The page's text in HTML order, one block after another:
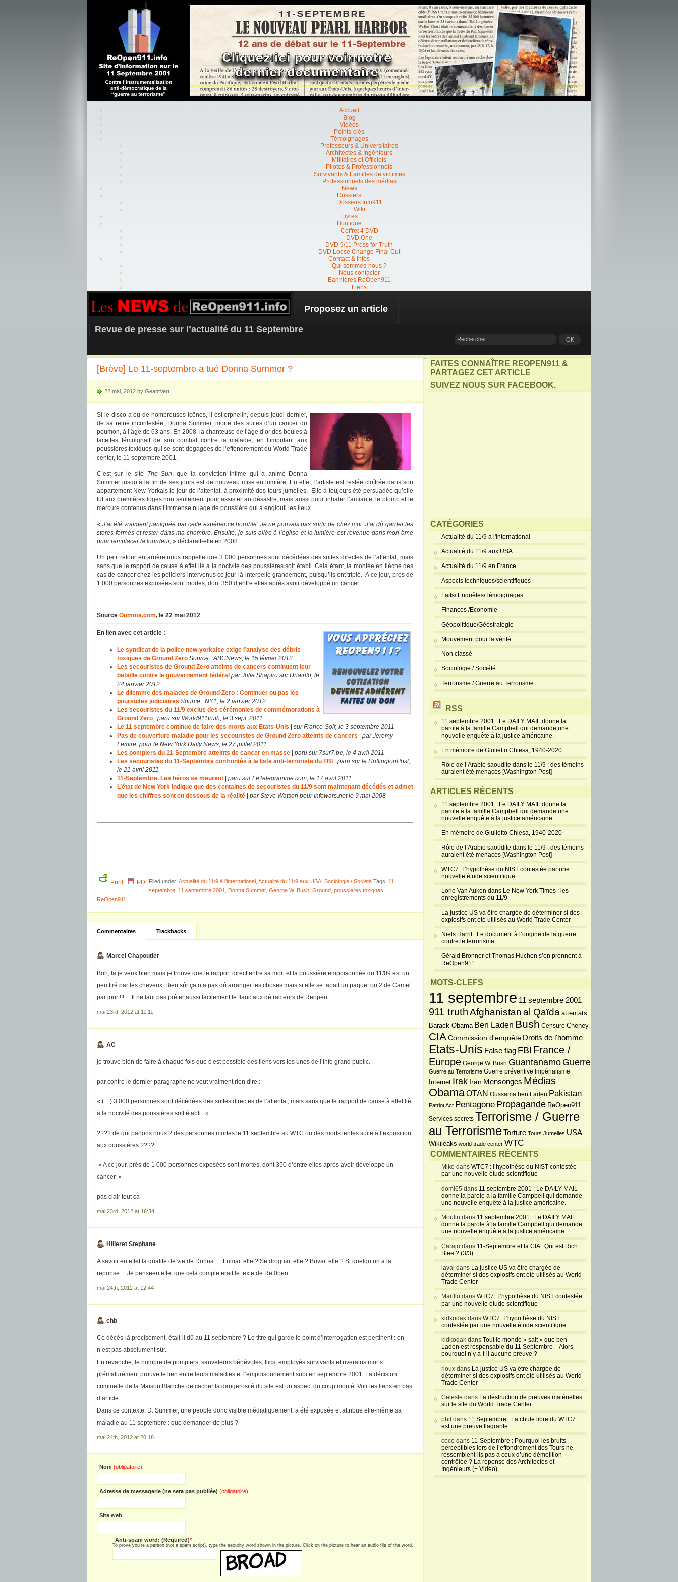
Accueil
Blog
Vidéos
Points-clés
Témoignages
Professeurs & Universitaires
Architectes & Ingénieurs
Militaires et Officiels
Pilotes & Professionnels
Survivants & Familles de victimes
Professionnels des médias
News
Dossiers
Dossiers Info911
Wiki
Livres
Boutique
Coffret 4 DVD
DVD One
DVD 9/11 Press for Truth
DVD Loose Change Final Cut
Contact & Infos
Qui sommes-nous ?
Nous contacter
Bannières ReOpen911
Liens
REOPEN911 – NEWS
Proposez un article
Revue de presse sur l’actualité du 11 Septembre
[Brève] Le 11-septembre a tué Donna Summer ?
22 mai, 2012 by GeantVert
Si le disco a eu de nombreuses icônes, il est orphelin, depuis jeudi dernier,
de sa reine incontestée, Donna Summer, morte des suites d’un cancer du
poumon, à l’âge de 63 ans. En 2008, la chanteuse de l’âge d’or des boules à
facettes témoignait de son combat contre la maladie, en l’imputant aux
poussières toxiques qui se sont dégagées de l’effondrement du World Trade
center, le 11 septembre 2001.
C’est sur le site The Sun, que la conviction intime qui a animé Donna
Summer jusqu’à la fin de ses jours est de nouveau mise en lumière. En effet, l’artiste est restée cloîtrée dans son
appartement New Yorkais le jour de l’attentat, à proximité des tours jumelles. Elle a toujours été persuadée qu’elle
fut aux premières loges non seulement pour assister au désastre, mais aussi pour inhaler l’amiante, le plomb et le
mercure contenus dans l’immense nuage de poussière qui a englouti les lieux .
« J’ai été vraiment paniquée par cette expérience horrible. Je ne pouvais pas sortir de chez moi. J’ai dû garder les
stores fermés et rester dans ma chambre. Ensuite, je suis allée à l’église et la lumière est revenue dans mon âme
pour remplacer la lourdeur, » déclarait-elle en 2008.
Un petit retour en arrière nous rappelle que 3 000 personnes sont décédées des suites directes de l’attentat, mais
sans que le rapport de cause à effet lié à la nocivité des poussières soit établi. Cela étant, la montée en flèche des
cas de cancer chez les policiers intervenus ce jour-là interpelle grandement, puisqu’ils ont triplé. A ce jour, près de
1 000 personnes exposées sont mortes, dont 350 d’entre elles après avoir développé un cancer.
Source Oumma.com, le 22 mai 2012
En lien avec cet article :
Le syndicat de la police new-yorkaise exige l’analyse des débris
toxiques de Ground Zero Source : ABCNews, le 15 février 2012
Les secouristes de Ground Zero atteints de cancers continuent leur
bataille contre le gouvernement fédéral par Julie Shapiro sur Dnainfo, le
24 janvier 2012
Le dilemme des malades de Ground Zero : Continuer ou pas les
poursuites judiciaires Source : NY1, le 2 janvier 2012
Les secouristes du 11/9 exclus des cérémonies de commémorations à
Ground Zero
paru sur World911truth, le 3 sept. 2011
Le 11 septembre continue de faire des morts aux Etats-Unis
sur France-Soir, le 3 septembre 2011
Pas de couverture maladie pour les secouristes de Ground Zero atteints de cancers
par Jeremy
Lemire, pour le New York Daily News, le 27 juillet 2011
Les pompiers du 11-Septembre atteints de cancer en masse
paru sur 7sur7.be, le 4 avril 2011
Les secouristes du 11-Septembre confrontés à la liste anti-terroriste du FBI
paru sur le HuffingtonPost,
le 21 avril 2011
11-Septembre. Les héros se meurent
paru sur LeTelegramme.com, le 17 avril 2011
L’état de New York indique que des centaines de secouristes du 11/9 sont maintenant décédés et admet
que les chiffres sont en dessous de la réalité
par Steve Watson pour Infowars.net le 9 mai 2008
Print PDFFiled under: Actualité du 11/9 à l'international Actualité du 11/9 aux USA Sociologie / Société Tags: 11
septembre 11 septembre 2001 Donna Summer, George W. Bush Ground poussières toxiques
ReOpen911
Commentaires Trackbacks
Marcel Chapoutier
Bon, la je veux bien mais je trouve que le rapport direct entre sa mort et la poussière empoisonnée du 11/09 est un
peu tiré par les cheveux. Bien sûr ça n’a pas dû arranger les choses mais si elle se tapait un paquet ou 2 de Camel
par jour !!! …Il ne faut pas prêter aussi facilement le flanc aux détracteurs de Reopen…
mai 23rd, 2012 at 11:11
AC
je trouve bien de faire à chaque fois que c est possible des liens vers les unes de l’info grand public.
par contre le dernier paragraphe ne veut vraiment rien dire :
« (…) 3 000 personnes sont décédées des suites directes de l’attentat, mais sans que le rapport de cause à effet lié
à la nocivité des poussières soit établi. »
???? de qui parlons nous ? des personnes mortes le 11 septembre au WTC ou des morts lentes suite à l’exposition
aux poussières ????
» A ce jour, près de 1 000 personnes exposées sont mortes, dont 350 d’entre elles après avoir développé un
cancer. »
pas clair tout ca
mai 23rd, 2012 at 16:34
Hilleret Stephane
A savoir en effet la qualite de vie de Donna … Fumait elle ? Se droguait elle ? Buvait elle ? Si quelqu un a la
reponse… Je penseen effet que cela completerait le texte de Re 0pen
mai 24th, 2012 at 12:44
chb
Ce décès-là précisément, était-il dû au 11 septembre ? Le titre qui garde le point d’interrogation est pertinent : on
n’est pas absolument sûr.
En revanche, le nombre de pompiers, sauveteurs bénévoles, flics, employés survivants et riverains morts
prématurément prouve le lien entre leurs maladies et l’empoisonnement subi en septembre 2001. La décision
criminelle de la Maison Blanche de cacher la dangerosité du site est un aspect du coup monté. Voir les liens en bas
d’article.
Dans ce contexte, D. Summer, une people donc visible médiatiquement, a été exposée et attribue elle-même sa
maladie au 11 septembre : que demander de plus ?
mai 24th, 2012 at 20:18
Nom (obligatoire)
Adresse de messagerie (ne sera pas publiée) (obligatoire)
Site web
Anti-spam word: (Required)*
To prove you're a person (not a spam script), type the security word shown in the picture. Click on the picture to hear an audio file of the word.
``
FAITES CONNAÎTRE REOPEN911 &
PARTAGEZ CET ARTICLE
SUIVEZ NOUS SUR FACEBOOK.
CATÉGORIES
Actualité du 11/9 à l'international
Actualité du 11/9 aux USA
Actualité du 11/9 en France
Aspects techniques/scientifiques
Faits/ Enquêtes/Témoignages
Finances /Economie
Géopolitique/Géostratégie
Mouvement pour la vérité
Non classé
Sociologie / Société
Terrorisme / Guerre au Terrorisme
RSS
11 septembre 2001 : Le DAILY MAIL donne la
parole à la famille Campbell qui demande une
nouvelle enquête à la justice américaine.
En mémoire de Giulietto Chiesa, 1940-2020
Rôle de l’Arabie saoudite dans le 11/9 : des témoins
auraient été menacés [Washington Post]
ARTICLES RÉCENTS
11 septembre 2001 : Le DAILY MAIL donne la
parole à la famille Campbell qui demande une
nouvelle enquête à la justice américaine.
En mémoire de Giulietto Chiesa, 1940-2020
Rôle de l’Arabie saoudite dans le 11/9 : des témoins
auraient été menacés [Washington Post]
WTC7 : l’hypothèse du NIST contestée par une
nouvelle étude scientifique
Lorie Van Auken dans Le New York Times : les
enregistrements du 11/9
La justice US va être chargée de déterminer si des
explosifs ont été utilisés au World Trade Center
Niels Harrit : Le document à l’origine de la guerre
contre le terrorisme
Gérald Bronner et Thomas Huchon s’en prennent à
ReOpen911
MOTS-CLEFS
11 septembre 11 septembre 2001
911 truthAfghanistanal Qaïda attentats
Barack Obama Ben Laden Bush Censure Cheney
CIA Commission d'enquête Droits de l'homme
Etats-Unis False flag FBI France /
Europe George W. Bush Guantanamo Guerre
Guerre au Terrorisme Guerre préventive Impérialisme
Internet Irak Iran Mensonges Médias
ObamaOTAN Oussama ben Laden Pakistan
Patriot Act Pentagone Propagande ReOpen911
Services secrets Terrorisme / Guerre
au TerrorismeTorture Tours Jumelles USA
Wikileaks world trade center WTC
COMMENTAIRES RÉCENTS
Mike dans WTC7 : l’hypothèse du NIST contestée
par une nouvelle étude scientifique
domi65 dans 11 septembre 2001 : Le DAILY MAIL
donne la parole à la famille Campbell qui demande
une nouvelle enquête à la justice américaine.
Moulin dans 11 septembre 2001 : Le DAILY MAIL
donne la parole à la famille Campbell qui demande
une nouvelle enquête à la justice américaine.
Carajo dans 11-Septembre et la CIA : Qui est Rich
Blee ? (3/3)
laval dans La justice US va être chargée de
déterminer si des explosifs ont été utilisés au World
Trade Center
Mariflo dans WTC7 : l’hypothèse du NIST contestée
par une nouvelle étude scientifique
kidkodak dans WTC7 : l’hypothèse du NIST
contestée par une nouvelle étude scientifique
kidkodak dans Tout le monde « sait » que ben
Laden est responsable du 11 Septembre – Alors
pourquoi n’y a-t-il aucune preuve ?
rioux dans La justice US va être chargée de
déterminer si des explosifs ont été utilisés au World
Trade Center
Celeste dans La destruction de preuves matérielles
sur le site du World Trade Center
phil dans 11 Septembre : La chute libre du WTC7
est une preuve flagrante
coco dans 11-Septembre : Pourquoi les bruits
perceptibles lors de l’effondrement des Tours ne
ressemblent-ils pas à ceux d’une démolition
contrôlée ? La réponse des Architectes et
Ingénieurs (+ Vidéo)